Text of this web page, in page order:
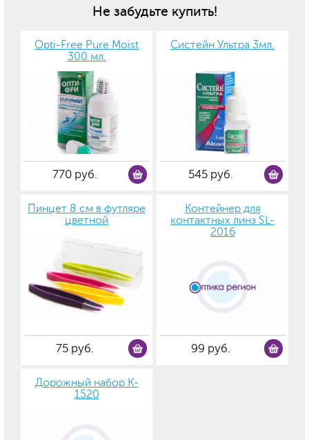
Не забудьте купить!
Opti-Free Pure Moist
300 мл.
770 руб.
Систейн Ультра 3мл.
545 руб.
Пинцет 8 см в футляре
цветной
75 руб.
Контейнер для
контактных линз SL-
2016
99 руб.
Дорожный набор K-
1520